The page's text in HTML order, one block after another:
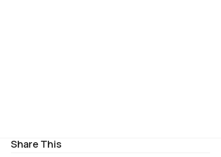
Share This